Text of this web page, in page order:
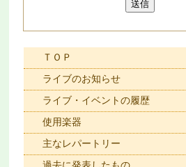
ＴＯＰ
ライブのお知らせ
ライブ・イベントの履歴
使用楽器
主なレパートリー
過去に発表したもの